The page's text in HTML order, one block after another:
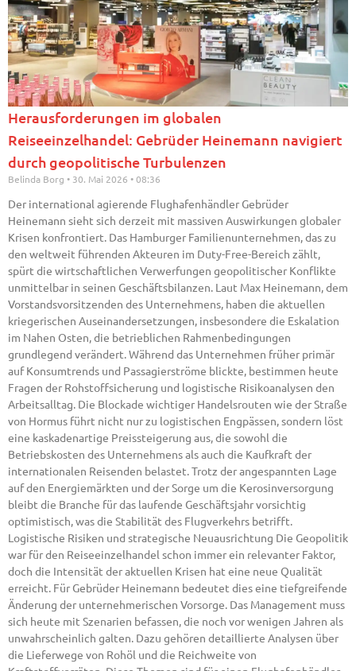
Herausforderungen im globalen
Reiseeinzelhandel: Gebrüder Heinemann navigiert
durch geopolitische Turbulenzen
Belinda Borg 30. Mai 2026 08:36
Der international agierende Flughafenhändler Gebrüder
Heinemann sieht sich derzeit mit massiven Auswirkungen globaler
Krisen konfrontiert. Das Hamburger Familienunternehmen, das zu
den weltweit führenden Akteuren im Duty-Free-Bereich zählt,
spürt die wirtschaftlichen Verwerfungen geopolitischer Konflikte
unmittelbar in seinen Geschäftsbilanzen. Laut Max Heinemann, dem
Vorstandsvorsitzenden des Unternehmens, haben die aktuellen
kriegerischen Auseinandersetzungen, insbesondere die Eskalation
im Nahen Osten, die betrieblichen Rahmenbedingungen
grundlegend verändert. Während das Unternehmen früher primär
auf Konsumtrends und Passagierströme blickte, bestimmen heute
Fragen der Rohstoffsicherung und logistische Risikoanalysen den
Arbeitsalltag. Die Blockade wichtiger Handelsrouten wie der Straße
von Hormus führt nicht nur zu logistischen Engpässen, sondern löst
eine kaskadenartige Preissteigerung aus, die sowohl die
Betriebskosten des Unternehmens als auch die Kaufkraft der
internationalen Reisenden belastet. Trotz der angespannten Lage
auf den Energiemärkten und der Sorge um die Kerosinversorgung
bleibt die Branche für das laufende Geschäftsjahr vorsichtig
optimistisch, was die Stabilität des Flugverkehrs betrifft.
Logistische Risiken und strategische Neuausrichtung Die Geopolitik
war für den Reiseeinzelhandel schon immer ein relevanter Faktor,
doch die Intensität der aktuellen Krisen hat eine neue Qualität
erreicht. Für Gebrüder Heinemann bedeutet dies eine tiefgreifende
Änderung der unternehmerischen Vorsorge. Das Management muss
sich heute mit Szenarien befassen, die noch vor wenigen Jahren als
unwahrscheinlich galten. Dazu gehören detaillierte Analysen über
die Lieferwege von Rohöl und die Reichweite von